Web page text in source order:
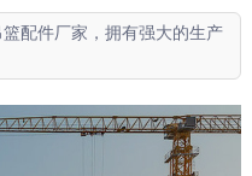
配件厂家，拥有强大的生产